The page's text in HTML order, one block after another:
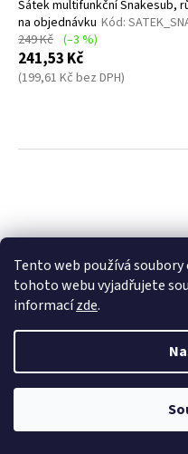
Tento web používá
tohoto webu vyjadřujete
informacízde.
Šátek multifunkční Snakesub,
na objednávku Kód:
249 Kč (–3 %)
241,53 Kč
(199,61 Kč bez DPH)